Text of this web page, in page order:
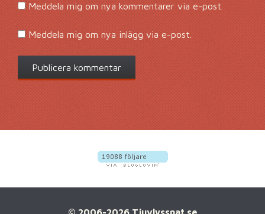
Meddela mig om nya kommentarer via e-post.
Meddela mig om nya inlägg via e-post.